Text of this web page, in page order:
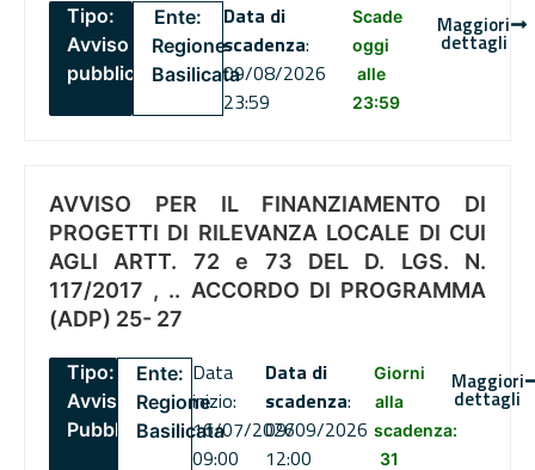
Tipo:
Avviso
pubblico
Ente:
Regione
Basilicata
Data di
scadenza:
09/08/2026
23:59
Scade
oggi
alle
23:59
Maggiori
dettagli
AVVISO PER IL FINANZIAMENTO DI
PROGETTI DI RILEVANZA LOCALE DI CUI
AGLI ARTT. 72 e 73 DEL D. LGS. N.
117/2017 , .. ACCORDO DI PROGRAMMA
(ADP) 25- 27
Tipo:
Avviso
Pubblico
Ente:
Regione
Basilicata
Data
inizio:
16/07/2026
09:00
Data di
scadenza:
09/09/2026
12:00
Giorni
alla
scadenza:
31
Maggiori
dettagli